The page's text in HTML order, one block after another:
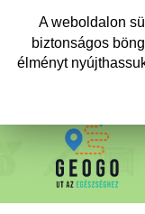
A weboldalon
biztonságos
élményt